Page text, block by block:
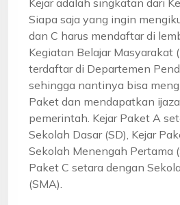
Siapa saja yang ingin
dan C harus mendaftar di
Kegiatan Belajar Masyarakat
terdaftar di Departemen
sehingga nantinya bisa
Paket dan mendapatkan
pemerintah. Kejar Paket A
Sekolah Dasar (SD), Kejar
Sekolah Menengah Pertama
Paket C setara dengan
(SMA).